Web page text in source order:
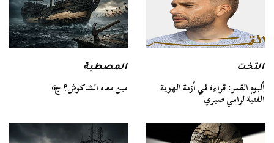
التخت
ألبوم القمر: قراءة في أزمة الهوية
الفنية لرامي صبري
المصطبة
مين معاه الشاكوش؟ ج6